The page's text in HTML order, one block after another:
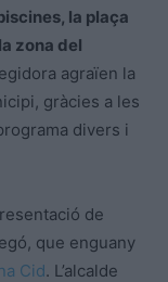
la plaça
zona del
agraïen la
gràcies a les
divers i
de
que enguany
Cid. L’alcalde